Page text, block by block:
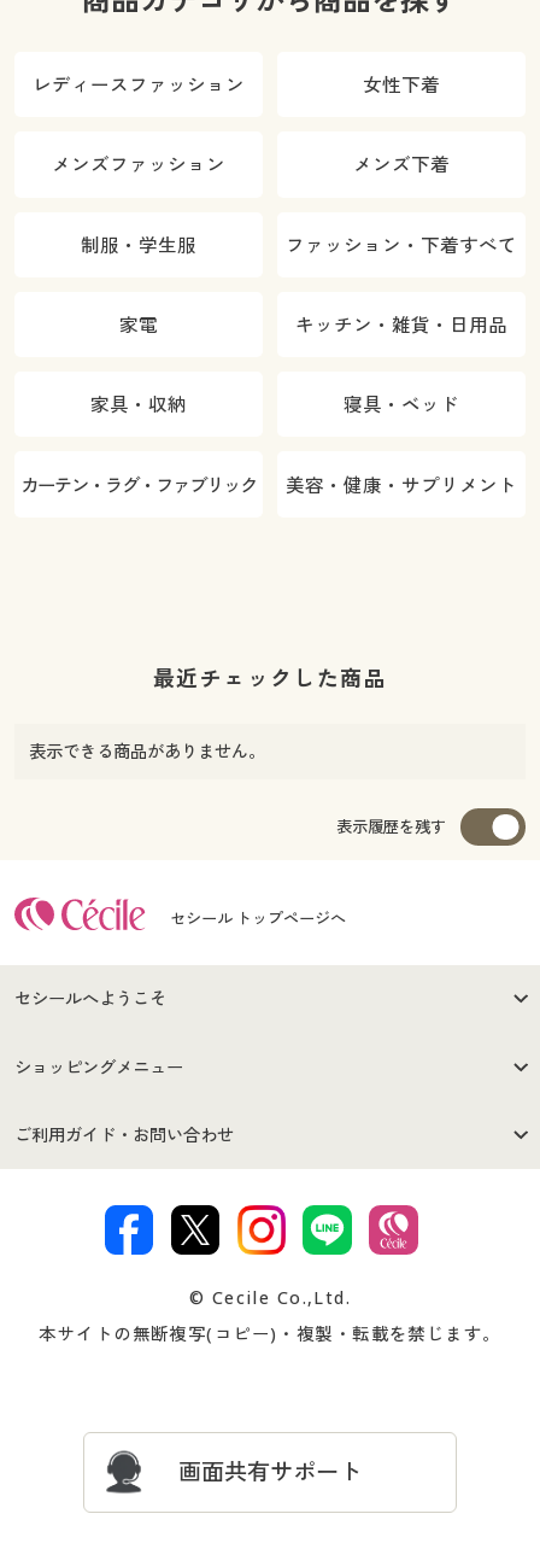
レディースファッション 女性下着
メンズファッション メンズ下着
制服・学生服 ファッション・下着すべて
家電 キッチン・雑貨・日用品
家具・収納 寝具・ベッド
カーテン・ラグ・ファブリック 美容・健康・サプリメント
最近チェックした商品
表示できる商品がありません。
表示履歴を残す
セシール トップページへ
セシールへようこそ
はじめての方へ
セシールご利用規約
著作権・商標について 会社案内
ショッピングメニュー
商品カテゴリ
プレゼント＆キャンペーン サイトマップ
ご利用ガイド・お問い合わせ
交換・返品は お支払は
ついて
忘れの場合
© Cecile Co.,Ltd.
本サイトの無断複写(コピー)・複製・転載を禁じます。
画面共有サポート